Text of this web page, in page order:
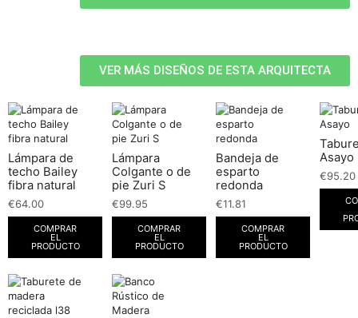
VER MÁS DISEÑOS DE ESTA ARQUITECTA
Lámpara de
techo Bailey
fibra natural
€64.00
COMPRAR
EL
PRODUCTO
Lámpara
Colgante o de
pie Zuri S
€99.95
COMPRAR
EL
PRODUCTO
Bandeja de
esparto
redonda
€11.81
COMPRAR
EL
PRODUCTO
Asayo
€95.20